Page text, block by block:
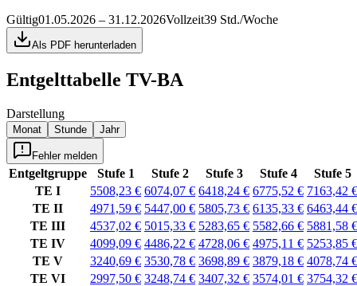
Gültig01.05.2026 – 31.12.2026Vollzeit39 Std./Woche
Als PDF herunterladen
Entgelttabelle TV-BA
Darstellung
Monat Stunde Jahr
Fehler melden
Entgeltgruppe Stufe 1 Stufe 2 Stufe 3 Stufe 4
Stufe 5
TE I
5508,23 € 6074,07 € 6418,24 € 6775,52 € 7163,42 €
TE II
4971,59 € 5447,00 € 5805,73 € 6135,33 € 6463,44 €
TE III
4537,02 € 5015,33 € 5283,65 € 5582,66 € 5881,58 €
TE IV
4099,09 € 4486,22 € 4728,06 € 4975,11 € 5253,85 €
TE V
3240,69 € 3530,78 € 3698,89 € 3879,18 € 4078,74 €
TE VI
2997,50 € 3248,74 € 3407,32 € 3574,01 € 3754,32 €